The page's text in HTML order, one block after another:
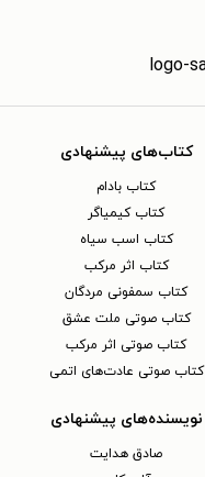
کتاب‌های پیشنهادی
کتاب بادام
کتاب کیمیاگر
کتاب اسب سیاه
کتاب اثر مرکب
کتاب سمفونی مردگان
کتاب صوتی ملت عشق
کتاب صوتی اثر مرکب
کتاب صوتی عادت‌های اتمی
نویسنده‌های پیشنهادی
صادق هدایت